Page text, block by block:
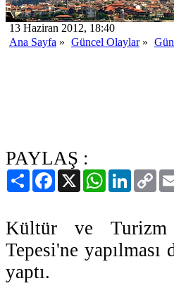
13 Haziran 2012, 18:40
Ana Sayfa » Güncel Olaylar»
PAYLAŞ :
PaylaşFacebook
X WhatsAppLinkedIn
Kültür ve Turizm
Tepesi'ne
yaptı.